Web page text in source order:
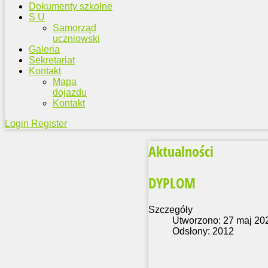
Dokumenty szkolne
S U
Samorząd
uczniowski
Galeria
Sekretariat
Kontakt
Mapa
dojazdu
Kontakt
Login Register
Aktualności
DYPLOM
Szczegóły
Utworzono: 27 maj
Odsłony: 2012